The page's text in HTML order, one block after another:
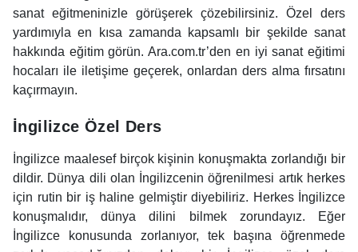
sanat eğitmeninizle görüşerek çözebilirsiniz. Özel ders
yardımıyla en kısa zamanda kapsamlı bir şekilde sanat
hakkında eğitim görün. Ara.com.tr’den en iyi sanat eğitimi
hocaları ile iletişime geçerek, onlardan ders alma fırsatını
kaçırmayın.
İngilizce Özel Ders
İngilizce maalesef birçok kişinin konuşmakta zorlandığı bir
dildir. Dünya dili olan İngilizcenin öğrenilmesi artık herkes
için rutin bir iş haline gelmiştir diyebiliriz. Herkes İngilizce
konuşmalıdır, dünya dilini bilmek zorundayız. Eğer
İngilizce konusunda zorlanıyor, tek başına öğrenmede